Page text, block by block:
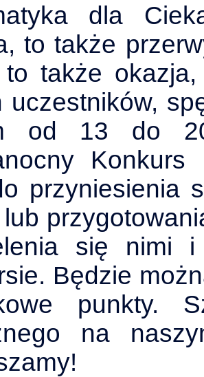
dla
to także
to także
uczestników,
od 13 do 20
Konkurs
przyniesienia
lub
się nimi
Będzie
punkty.
na